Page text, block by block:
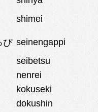
shimei
ぴ seinengappi
seibetsu
nenrei
kokuseki
dokushin